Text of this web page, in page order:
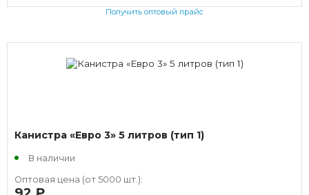
Получить оптовый прайс
Канистра «Евро 3» 5 литров (тип 1)
В наличии
Оптовая цена (от 5000 шт.):